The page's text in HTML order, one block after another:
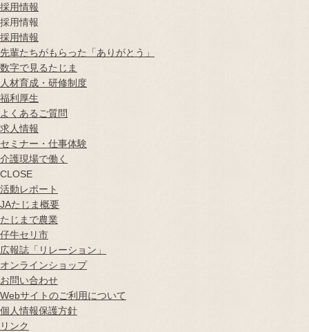
採用情報
採用情報
採用情報
先輩たちがもらった「ありがとう」
数字で見るたじま
人材育成・研修制度
福利厚生
よくあるご質問
求人情報
セミナー・仕事体験
介護現場で働く
CLOSE
活動レポート
JAたじま概要
たじまで農業
仔牛セリ市
広報誌 「リレーション」
オンラインショップ
お問い合わせ
Webサイトのご利用について
個人情報保護方針
リンク